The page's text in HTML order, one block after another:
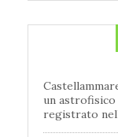
un astrofisico
registrato